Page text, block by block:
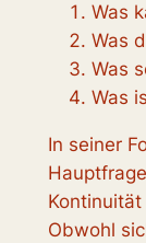
Was
Was
Was
Was
In seiner
Obwohl